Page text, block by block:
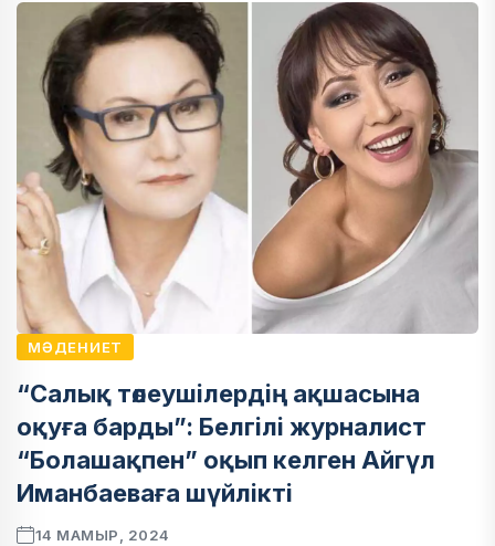
МӘДЕНИЕТ
“Салық төлеушілердің ақшасына
оқуға барды”: Белгілі журналист
“Болашақпен” оқып келген Айгүл
Иманбаеваға шүйлікті
14 МАМЫР, 2024